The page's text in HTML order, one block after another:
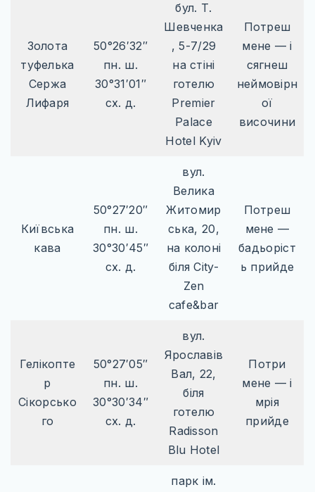
Золота
туфелька
Сержа
Лифаря
50°26′32″
пн. ш.
30°31′01″
сх. д.
бул. Т.
Шевченка
, 5-7/29
на стіні
готелю
Premier
Palace
Hotel Kyiv
Потреш
мене — і
сягнеш
неймовірн
ої
височини
Київська
кава
50°27′20″
пн. ш.
30°30′45″
сх. д.
вул.
Велика
Житомир
ська, 20,
на колоні
біля City-
Zen
cafe&bar
Потреш
мене —
бадьоріст
ь прийде
Гелікопте
р
Сікорсько
го
50°27′05″
пн. ш.
30°30′34″
сх. д.
вул.
Ярославів
Вал, 22,
біля
готелю
Radisson
Blu Hotel
Потри
мене — і
мрія
прийде
парк ім.